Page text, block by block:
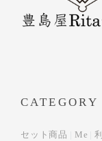
CATEGORY
セット商品 Me